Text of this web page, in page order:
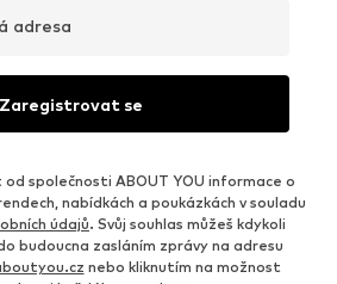
adresa
Zaregistrovat se
společnosti ABOUT YOU informace o
nabídkách a poukázkách v souladu
údajů. Svůj souhlas můžeš kdykoli
budoucna zasláním zprávy na adresu
nebo kliknutím na možnost